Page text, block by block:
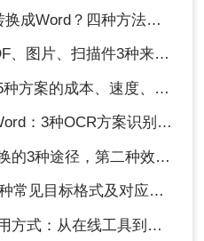
法对比与实操指南（附详细表格）!
扫描件3种来源分别怎么处理！
的成本、速度、精度对比！
3种OCR方案识别率实测！
途径，第二种效率最高！
目标格式及对应操作方法！
在线工具到桌面软件全梳理！